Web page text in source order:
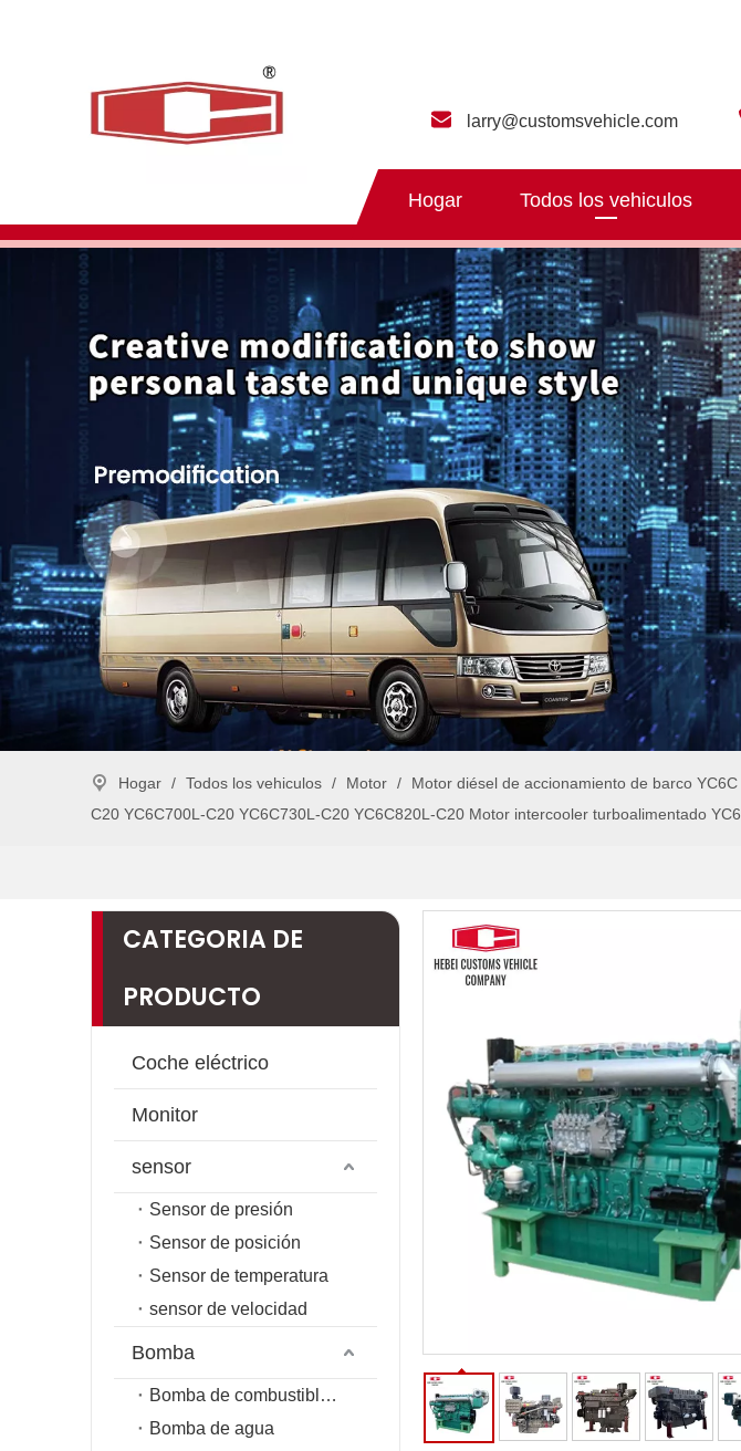
larry@customsvehicle.com
Hogar Todos los vehiculos
Hogar / Todos los vehiculos / Motor /
Motor diésel de accionamiento de barco
C20 YC6C700L-C20 YC6C730L-C20 YC6C820L-C20 Motor intercooler turboalimentado
CATEGORIA DE
PRODUCTO
Coche eléctrico
Monitor
sensor
Sensor de presión
Sensor de posición
Sensor de temperatura
sensor de velocidad
Bomba
Bomba de combustible de riel común
Bomba de agua